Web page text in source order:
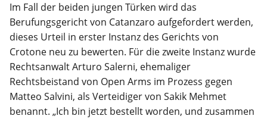
Im Fall der beiden jungen Türken wird das
Berufungsgericht von Catanzaro aufgefordert werden,
dieses Urteil in erster Instanz des Gerichts von
Crotone neu zu bewerten. Für die zweite Instanz wurde
Rechtsanwalt Arturo Salerni, ehemaliger
Rechtsbeistand von Open Arms im Prozess gegen
Matteo Salvini, als Verteidiger von Sakik Mehmet
benannt. „Ich bin jetzt bestellt worden, und zusammen